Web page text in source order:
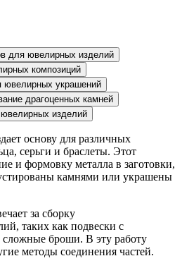
для ювелирных изделий
композиций
ювелирных украшений
драгоценных камней
изделий
основу для различных
серьги и браслеты. Этот
и формовку металла в заготовки,
камнями или украшены
за сборку
таких как подвески с
броши. В эту работу
методы соединения частей.